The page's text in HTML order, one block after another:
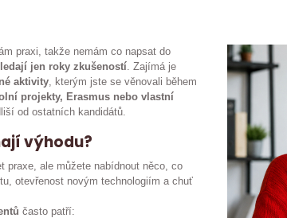
praxi, takže nemám co napsat do
jen roky zkušeností. Zajímá je
aktivity, kterým jste se věnovali během
projekty, Erasmus nebo vlastní
od ostatních kandidátů.
výhodu?
praxe, ale můžete nabídnout něco, co
otevřenost novým technologiím a chuť
často patří: